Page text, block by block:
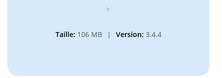
>
Taille: 106 MB | Version: 3.4.4